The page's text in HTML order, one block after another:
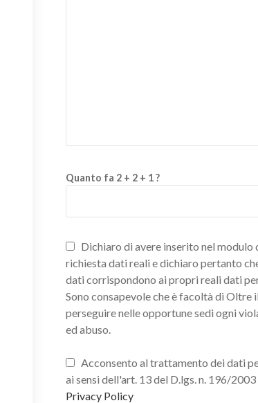
Quanto fa 2 + 2 + 1 ?
Dichiaro di avere inserito nel modulo
richiesta dati reali e dichiaro pertanto
dati corrispondono ai propri reali dati
Sono consapevole che è facoltà di Oltre
perseguire nelle opportune sedi ogni
ed abuso.
Acconsento al trattamento dei dati
ai sensi dell'art. 13 del D.lgs. n. 196/2003
Privacy Policy